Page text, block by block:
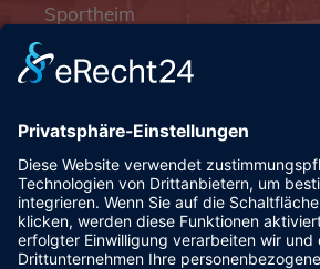
Sportheim
93128 Steinsberg
pr@fsv-steinsberg.de
Social